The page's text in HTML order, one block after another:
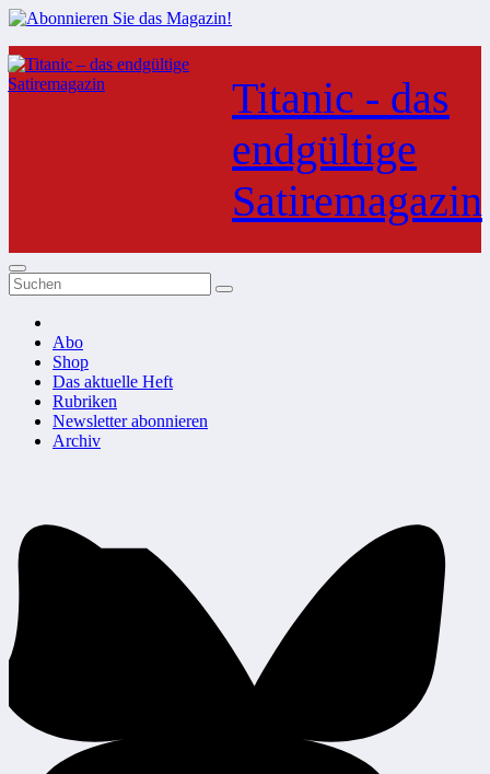
Zum
Inhalt
springen
Titanic - das
endgültige
Satiremagazin
Abo
Shop
Das aktuelle Heft
Rubriken
Newsletter abonnieren
Archiv